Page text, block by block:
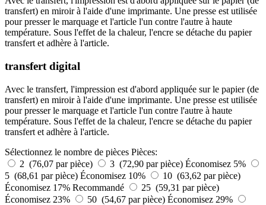
transfert) en miroir à l'aide d'une imprimante. Une presse est utilisée
pour presser le marquage et l'article l'un contre l'autre à haute
température. Sous l'effet de la chaleur, l'encre se détache du papier
transfert et adhère à l'article.
transfert digital
Avec le transfert, l'impression est d'abord appliquée sur le papier (de
transfert) en miroir à l'aide d'une imprimante. Une presse est utilisée
pour presser le marquage et l'article l'un contre l'autre à haute
température. Sous l'effet de la chaleur, l'encre se détache du papier
transfert et adhère à l'article.
Sélectionnez le nombre de pièces Pièces:
2 (76,07 par pièce)
3 (72,90 par pièce) Économisez 5%
5 (68,61 par pièce) Économisez 10%
10 (63,62 par pièce)
Économisez 17% Recommandé
25 (59,31 par pièce)
Économisez 23%
50 (54,67 par pièce) Économisez 29%